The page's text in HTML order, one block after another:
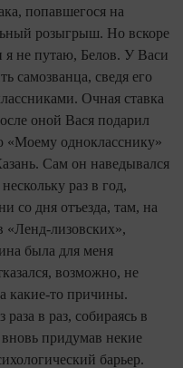
попавшегося на
розыгрыш. Но вскоре
я не путаю, Белов. У Васи
самозванца, сведя его
Очная ставка
оной Вася подарил
однокласснику»
Сам он наведывался
раз в год,
со дня отъезда, там, на
«Ленд-лизовских»,
была для меня
возможно, не
какие-то причины.
в раз, собираясь в
придумав некие
барьер.